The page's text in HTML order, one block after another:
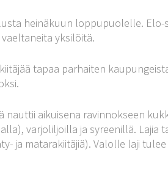
heinäkuun loppupuolelle.
yksilöitä.
tapaa parhaiten
nauttii aikuisena ravinnokseen
varjoliljoilla ja syreenillä.
ja matarakiitäjiä). Valolle laji